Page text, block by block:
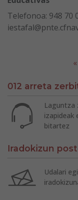
Telefonoa: 948 70
012 arreta
Laguntza
izapideak
bitartez
Iradokizun
Udalari